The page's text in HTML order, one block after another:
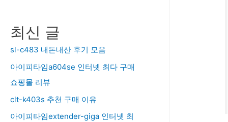
최신 글
sl-c483 내돈내산 후기 모음
아이피타임a604se 인터넷 최다 구매
쇼핑몰 리뷰
clt-k403s 추천 구매 이유
아이피타임extender-giga 인터넷 최